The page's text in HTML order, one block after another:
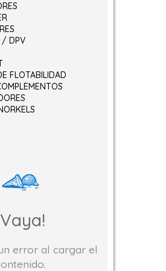
/ DPV
FLOTABILIDAD
error al cargar el